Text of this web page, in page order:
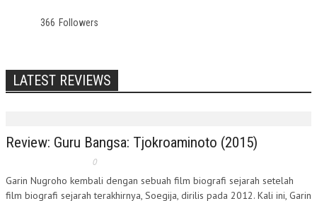
366 Followers
LATEST REVIEWS
Review: Guru Bangsa: Tjokroaminoto (2015)
0
Garin Nugroho kembali dengan sebuah film biografi sejarah setelah
film biografi sejarah terakhirnya, Soegija, dirilis pada 2012. Kali ini, Garin